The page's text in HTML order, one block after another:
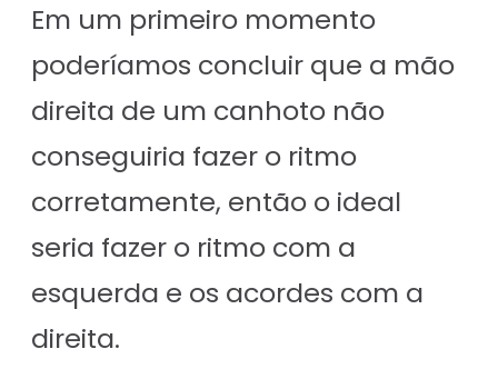
Em um primeiro momento
poderíamos concluir que a mão
direita de um canhoto não
conseguiria fazer o ritmo
corretamente, então o ideal
seria fazer o ritmo com a
esquerda e os acordes com a
direita.